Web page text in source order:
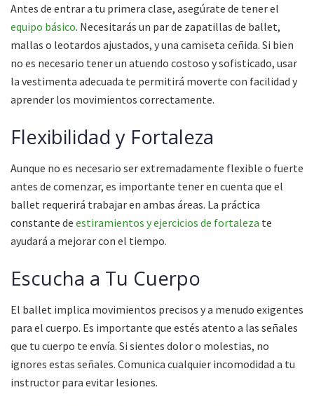
Antes de entrar a tu primera clase, asegúrate de tener el
equipo básico. Necesitarás un par de zapatillas de ballet,
mallas o leotardos ajustados, y una camiseta ceñida. Si bien
no es necesario tener un atuendo costoso y sofisticado, usar
la vestimenta adecuada te permitirá moverte con facilidad y
aprender los movimientos correctamente.
Flexibilidad y Fortaleza
Aunque no es necesario ser extremadamente flexible o fuerte
antes de comenzar, es importante tener en cuenta que el
ballet requerirá trabajar en ambas áreas. La práctica
constante de estiramientos y ejercicios de fortaleza te
ayudará a mejorar con el tiempo.
Escucha a Tu Cuerpo
El ballet implica movimientos precisos y a menudo exigentes
para el cuerpo. Es importante que estés atento a las señales
que tu cuerpo te envía. Si sientes dolor o molestias, no
ignores estas señales. Comunica cualquier incomodidad a tu
instructor para evitar lesiones.